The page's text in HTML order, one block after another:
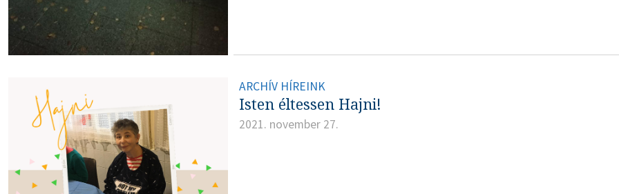
ARCHÍV HÍREINK
Isten éltessen Hajni!
2021. november 27.